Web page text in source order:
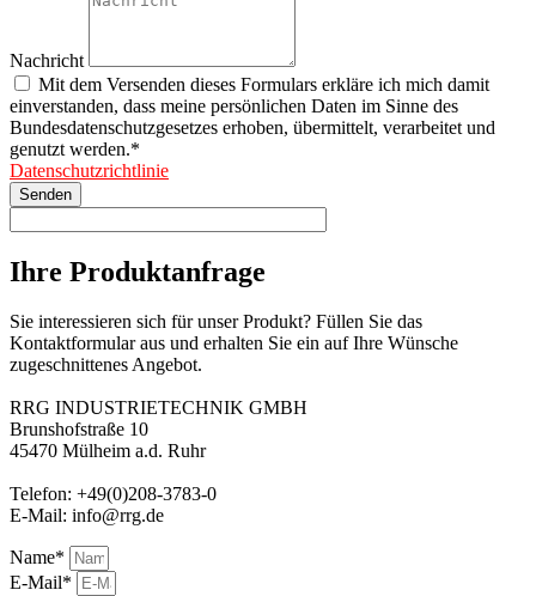
Nachricht
Mit dem Versenden dieses Formulars erkläre ich mich damit
einverstanden, dass meine persönlichen Daten im Sinne des
Bundesdatenschutzgesetzes erhoben, übermittelt, verarbeitet und
genutzt werden.*
Datenschutzrichtlinie
Senden
Ihre Produktanfrage
Sie interessieren sich für unser Produkt? Füllen Sie das
Kontaktformular aus und erhalten Sie ein auf Ihre Wünsche
zugeschnittenes Angebot.
RRG INDUSTRIETECHNIK GMBH
Brunshofstraße 10
45470 Mülheim a.d. Ruhr
Telefon: +49(0)208-3783-0
E-Mail: info@rrg.de
Name*
E-Mail*